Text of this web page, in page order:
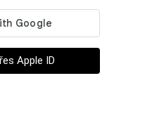
Apple ID